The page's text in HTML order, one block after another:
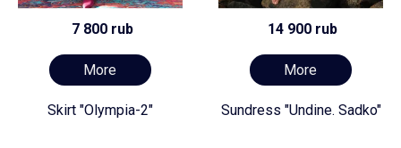
7 800 rub
More
Skirt "Olympia-2"
14 900 rub
More
Sundress "Undine. Sadko"